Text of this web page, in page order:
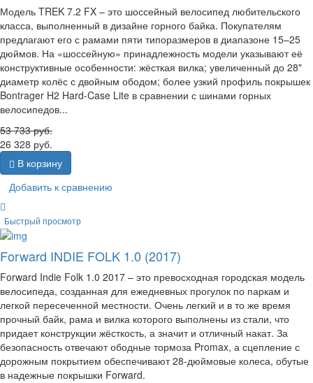
Модель TREK 7.2 FX – это шоссейный велосипед любительского
класса, выполненный в дизайне горного байка. Покупателям
предлагают его с рамами пяти типоразмеров в диапазоне 15–25
дюймов. На «шоссейную» принадлежность модели указывают её
конструктивные особенности: жёсткая вилка; увеличенный до 28"
диаметр колёс с двойным ободом; более узкий профиль покрышек
Bontrager H2 Hard-Case Lite в сравнении с шинами горных
велосипедов...
53 733руб.
26 328 руб.
В корзину
Добавить к сравнению
Быстрый просмотр
Forward INDIE FOLK 1.0 (2017)
Forward Indie Folk 1.0 2017 – это превосходная городская модель
велосипеда, созданная для ежедневных прогулок по паркам и
легкой пересеченной местности. Очень легкий и в то же время
прочный байк, рама и вилка которого выполнены из стали, что
придает конструкции жёсткость, а значит и отличный накат. За
безопасность отвечают ободные тормоза Promax, а сцепление с
дорожным покрытием обеспечивают 28-дюймовые колеса, обутые
в надежные покрышки Forward.